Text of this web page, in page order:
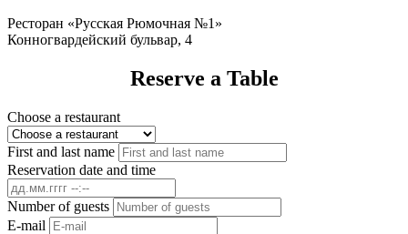
Ресторан «Русская Рюмочная №1»
Конногвардейский бульвар, 4
Reserve a Table
Choose a restaurant
First and last name
Reservation date and time
Number of guests
E-mail